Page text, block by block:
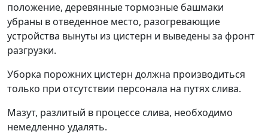
положение, деревянные тормозные башмаки
убраны в отведенное место, разогревающие
устройства вынуты из цистерн и выведены за фронт
разгрузки.
Уборка порожних цистерн должна производиться
только при отсутствии персонала на путях слива.
Мазут, разлитый в процессе слива, необходимо
немедленно удалять.